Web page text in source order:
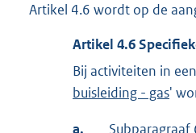
Artikel 4.6 wordt op de
Artikel 4.6
Bij activiteiten in
buisleiding - gas'
a.